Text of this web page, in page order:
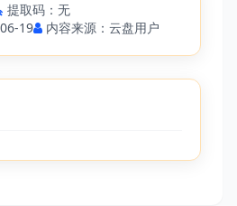
提取码：无
19
内容来源：云盘用户